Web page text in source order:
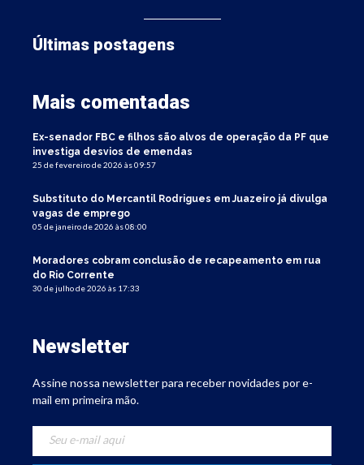
Últimas postagens
Mais comentadas
Ex-senador FBC e filhos são alvos de operação da PF que
investiga desvios de emendas
25 de fevereiro de 2026 às 09:57
Substituto do Mercantil Rodrigues em Juazeiro já divulga
vagas de emprego
05 de janeiro de 2026 às 08:00
Moradores cobram conclusão de recapeamento em rua
do Rio Corrente
30 de julho de 2026 às 17:33
Newsletter
Assine nossa newsletter para receber novidades por e-
mail em primeira mão.